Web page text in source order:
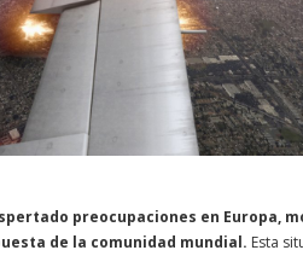
preocupaciones en Europa,
de la comunidad mundial. Esta